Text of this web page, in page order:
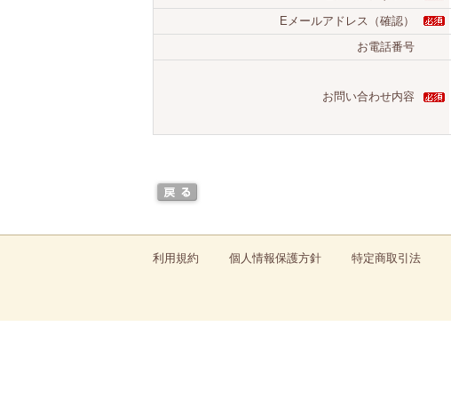
Eメールアドレス（確認）
お電話番号
お問い合わせ内容
利用規約 個人情報保護方針 特定商取引法